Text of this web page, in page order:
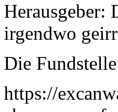
Herausgeber:
irgendwo
Die
https://